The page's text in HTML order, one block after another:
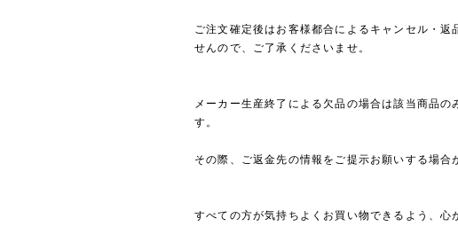
ご注文確定後はお客様都合によるキャンセル・返
せんので、ご了承くださいませ。
メーカー生産終了による欠品の場合は該当商品の
す。
その際、ご返金先の情報をご提示お願いする場合
すべての方が気持ちよくお買い物できるよう、心